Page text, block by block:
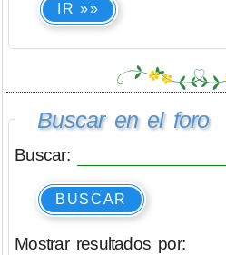
IR »»
Buscar en el foro
Buscar:
BUSCAR
Mostrar resultados por: